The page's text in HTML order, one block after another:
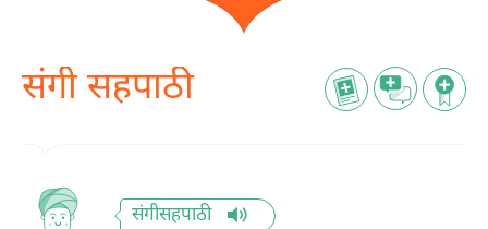
संगी सहपाठी
संगीसहपाठी